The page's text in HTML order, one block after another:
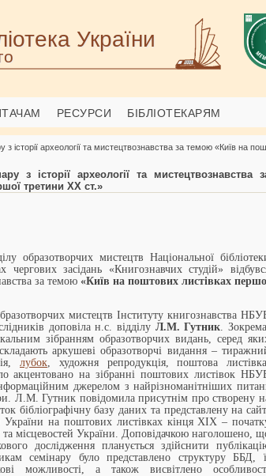
України
РЕСУРСИ БІБЛІОТЕКАРЯМ
історії археології та мистецтвознавства за темою «Київ на
з історії археології та мистецтвознавства
третини ХХ ст.»
образотворчих мистецтв Національної
засідань «Книгознавчих студій»
за темою «Київ на поштових листівках
мистецтв Інституту книгознавства
доповіла н.с. відділу Л.М. Гутник . Зокрема,
зібранням образотворчих видань, серед
аркушеві образотворчі видання –
лубок , художня репродукція, поштова листівка,
акцентовано на зібранні поштових листівок
джерелом з найрізноманітніших
Л.М. Гутник повідомила присутнім про створену
бібліографічну базу даних та представлену на
на поштових листівках кінця ХІХ –
місцевостей України. Доповідачкою наголошено,
дослідження планується здійснити
семінару було представлено структуру ББД,
можливості, а також висвітлено